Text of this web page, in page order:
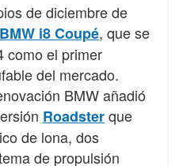
de diciembre de
BMW i8 Coupé, que se
como el primer
del mercado.
BMW añadió
Roadsterque
de lona, dos
de propulsión